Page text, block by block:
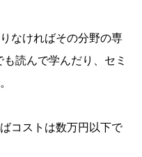
なければその分野の専
読んで学んだり、セミ
コストは数万円以下で